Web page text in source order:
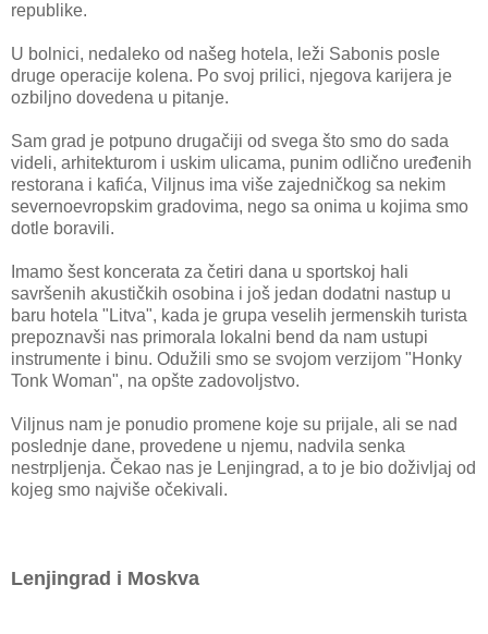
republike.
U bolnici, nedaleko od našeg hotela, leži Sabonis posle
druge operacije kolena. Po svoj prilici, njegova karijera je
ozbiljno dovedena u pitanje.
Sam grad je potpuno drugačiji od svega što smo do sada
videli, arhitekturom i uskim ulicama, punim odlično uređenih
restorana i kafića, Viljnus ima više zajedničkog sa nekim
severnoevropskim gradovima, nego sa onima u kojima smo
dotle boravili.
Imamo šest koncerata za četiri dana u sportskoj hali
savršenih akustičkih osobina i još jedan dodatni nastup u
baru hotela "Litva", kada je grupa veselih jermenskih turista
prepoznavši nas primorala lokalni bend da nam ustupi
instrumente i binu. Odužili smo se svojom verzijom "Honky
Tonk Woman", na opšte zadovoljstvo.
Viljnus nam je ponudio promene koje su prijale, ali se nad
poslednje dane, provedene u njemu, nadvila senka
nestrpljenja. Čekao nas je Lenjingrad, a to je bio doživljaj od
kojeg smo najviše očekivali.
Lenjingrad i Moskva